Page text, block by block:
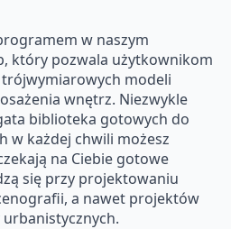
w naszym
który pozwala użytkownikom
modeli
wnętrz. Niezwykle
biblioteka gotowych do
w każdej chwili możesz
na Ciebie gotowe
się przy projektowaniu
a nawet projektów